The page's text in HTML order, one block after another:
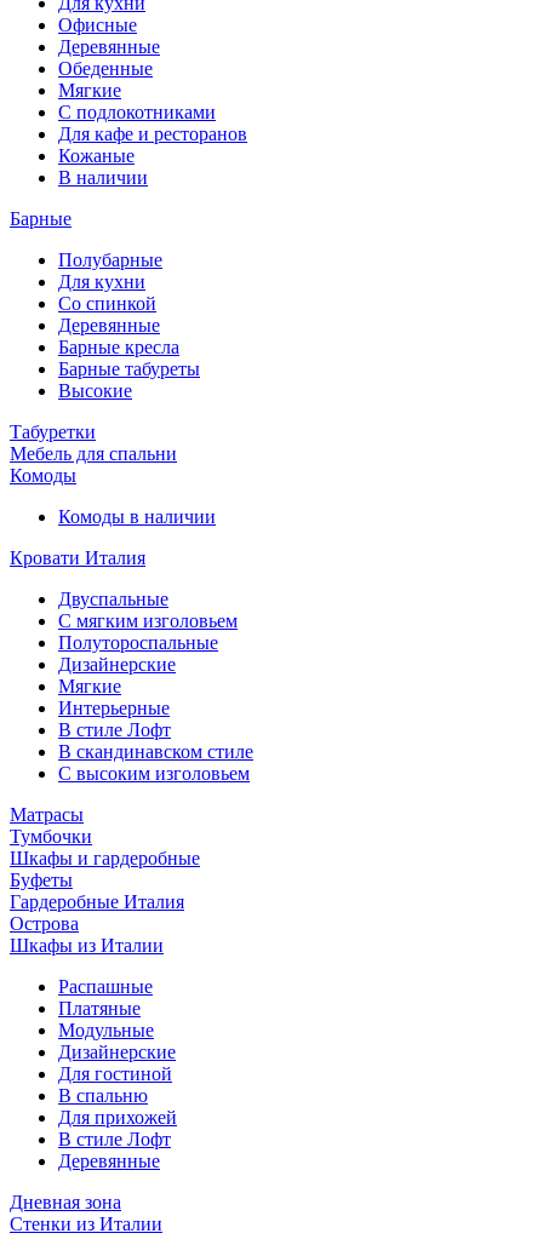
Офисные
Деревянные
Обеденные
Мягкие
С подлокотниками
Для кафе и ресторанов
Кожаные
В наличии
Барные
Полубарные
Для кухни
Со спинкой
Деревянные
Барные кресла
Барные табуреты
Высокие
Табуретки
Мебель для спальни
Комоды
Комоды в наличии
Кровати Италия
Двуспальные
С мягким изголовьем
Полутороспальные
Дизайнерские
Мягкие
Интерьерные
В стиле Лофт
В скандинавском стиле
С высоким изголовьем
Матрасы
Тумбочки
Шкафы и гардеробные
Буфеты
Гардеробные Италия
Острова
Шкафы из Италии
Распашные
Платяные
Модульные
Дизайнерские
Для гостиной
В спальню
Для прихожей
В стиле Лофт
Деревянные
Дневная зона
Стенки из Италии